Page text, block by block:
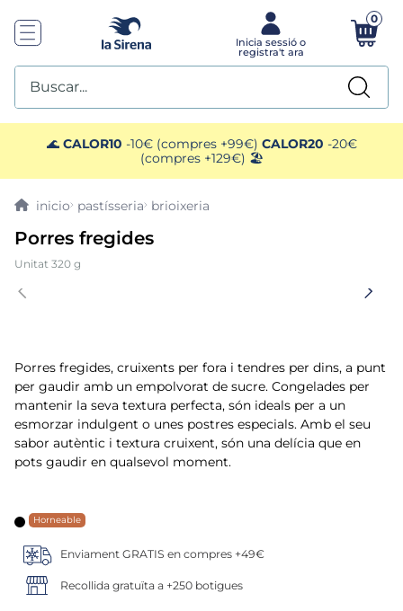
0
Buscar...
🌊 CALOR10 -10€ (compres +99€) CALOR20 -20€
(compres +129€) 🏖️
pastísseria brioixeria
Porres fregides
Unitat 320 g
Porres fregides, cruixents per fora i tendres per dins, a punt
per gaudir amb un empolvorat de sucre. Congelades per
mantenir la seva textura perfecta, són ideals per a un
esmorzar indulgent o unes postres especials. Amb el seu
sabor autèntic i textura cruixent, són una delícia que en
pots gaudir en qualsevol moment.
Horneable
Enviament GRATIS en compres +49€
Recollida gratuïta a +250 botigues
TOP SEARCHES
1. helados sirena
3 patatas
verduras
6. croquetas
7. canelones
10. pollo